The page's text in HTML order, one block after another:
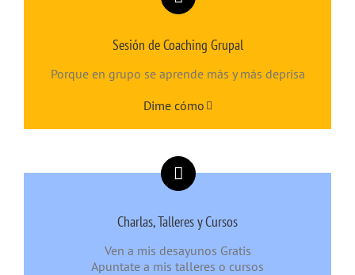
Sesión de Coaching Grupal
Porque en grupo se aprende más y más deprisa
Dime cómo
Charlas, Talleres y Cursos
Ven a mis desayunos Gratis
Apuntate a mis talleres o cursos